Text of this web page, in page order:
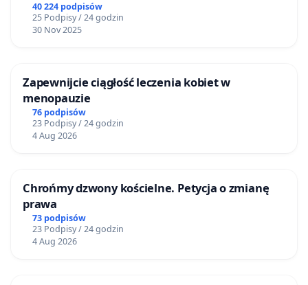
40 224 podpisów
25 Podpisy / 24 godzin
30 Nov 2025
Zapewnijcie ciągłość leczenia kobiet w
menopauzie
76 podpisów
23 Podpisy / 24 godzin
4 Aug 2026
Chrońmy dzwony kościelne. Petycja o zmianę
prawa
73 podpisów
23 Podpisy / 24 godzin
4 Aug 2026